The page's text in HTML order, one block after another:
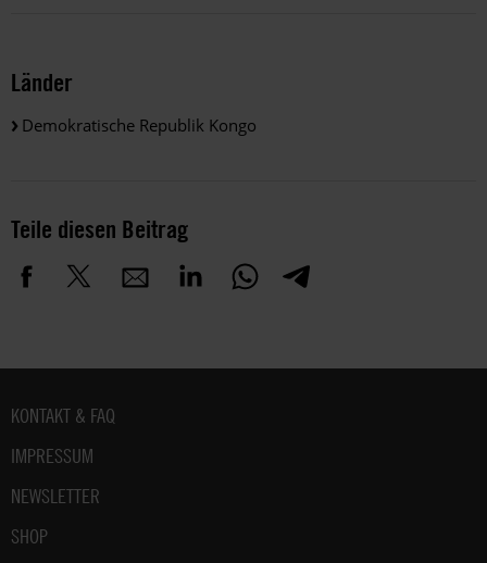
Länder
Demokratische Republik Kongo
Teile diesen Beitrag
Fußbereich
KONTAKT & FAQ
IMPRESSUM
NEWSLETTER
SHOP